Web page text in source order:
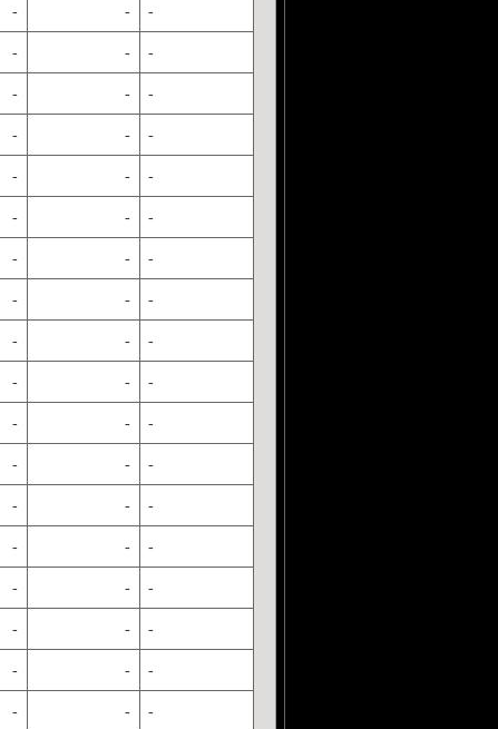
- - -
- - -
- - -
- - -
- - -
- - -
- - -
- - -
- - -
- - -
- - -
- - -
- - -
- - -
- - -
- - -
- - -
- - -